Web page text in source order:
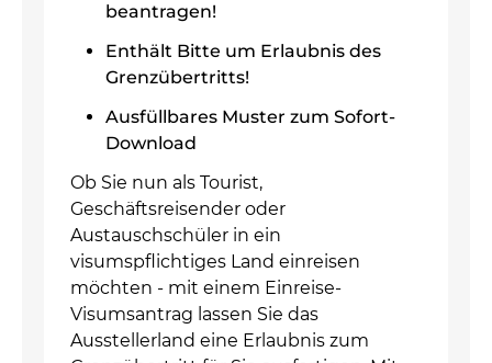
beantragen!
Enthält Bitte um Erlaubnis des
Grenzübertritts!
Ausfüllbares Muster zum Sofort-
Download
Ob Sie nun als Tourist,
Geschäftsreisender oder
Austauschschüler in ein
visumspflichtiges Land einreisen
möchten - mit einem Einreise-
Visumsantrag lassen Sie das
Ausstellerland eine Erlaubnis zum